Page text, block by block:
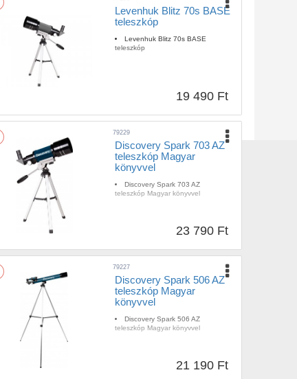
Levenhuk Blitz 70s BASE
teleszkóp
Levenhuk Blitz 70s BASE
teleszkóp
19 490 Ft
79229
Discovery Spark 703 AZ
teleszkóp Magyar
könyvvel
Discovery Spark 703 AZ
teleszkóp Magyar könyvvel
23 790 Ft
79227
Discovery Spark 506 AZ
teleszkóp Magyar
könyvvel
Discovery Spark 506 AZ
teleszkóp Magyar könyvvel
21 190 Ft